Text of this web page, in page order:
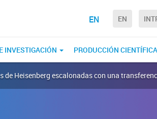
EN EN
INVESTIGACIÓN PRODUCCIÓN CIENTÍFICA
Heisenberg escalonadas con una